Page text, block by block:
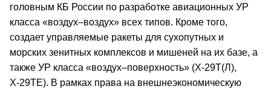
головным КБ России по разработке авиационных УР
класса «воздух–воздух» всех типов. Кроме того,
создает управляемые ракеты для сухопутных и
морских зенитных комплексов и мишеней на их базе, а
также УР класса «воздух–поверхность» (Х-29Т(Л),
Х-29ТЕ). В рамках права на внешнеэкономическую